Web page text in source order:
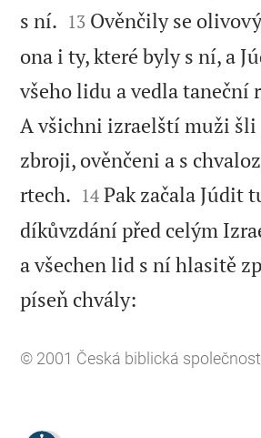
s ní. 

13 Ověnčily se
ona i ty, které byly s ní, a
všeho lidu a vedla taneční
A všichni izraelští muži šli
zbroji, ověnčeni a s
rtech. 

14 Pak začala Júdit
díkůvzdání před celým
a všechen lid s ní hlasitě
píseň chvály:
© 2001 Česká biblická společnost